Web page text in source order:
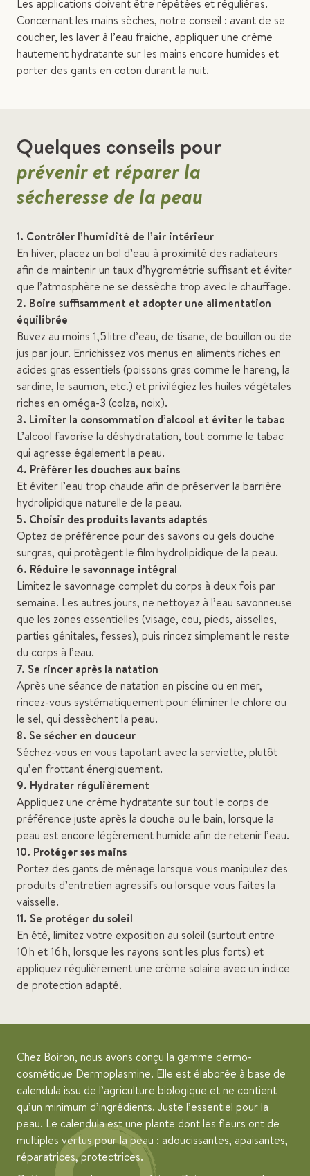
Les applications doivent être répétées et régulières.
Concernant les mains sèches, notre conseil : avant de se
coucher, les laver à l’eau fraiche, appliquer une crème
hautement hydratante sur les mains encore humides et
porter des gants en coton durant la nuit.
Quelques conseils pour
prévenir et réparer la
sécheresse de la peau
1. Contrôler l’humidité de l’air intérieur
En hiver, placez un bol d’eau à proximité des radiateurs
afin de maintenir un taux d’hygrométrie suffisant et éviter
que l’atmosphère ne se dessèche trop avec le chauffage.
2. Boire suffisamment et adopter une alimentation
équilibrée
Buvez au moins 1,5 litre d’eau, de tisane, de bouillon ou de
jus par jour. Enrichissez vos menus en aliments riches en
acides gras essentiels (poissons gras comme le hareng, la
sardine, le saumon, etc.) et privilégiez les huiles végétales
riches en oméga-3 (colza, noix).
3. Limiter la consommation d’alcool et éviter le tabac
L’alcool favorise la déshydratation, tout comme le tabac
qui agresse également la peau.
4. Préférer les douches aux bains
Et éviter l’eau trop chaude afin de préserver la barrière
hydrolipidique naturelle de la peau.
5. Choisir des produits lavants adaptés
Optez de préférence pour des savons ou gels douche
surgras, qui protègent le film hydrolipidique de la peau.
6. Réduire le savonnage intégral
Limitez le savonnage complet du corps à deux fois par
semaine. Les autres jours, ne nettoyez à l’eau savonneuse
que les zones essentielles (visage, cou, pieds, aisselles,
parties génitales, fesses), puis rincez simplement le reste
du corps à l’eau.
7. Se rincer après la natation
Après une séance de natation en piscine ou en mer,
rincez-vous systématiquement pour éliminer le chlore ou
le sel, qui dessèchent la peau.
8. Se sécher en douceur
Séchez-vous en vous tapotant avec la serviette, plutôt
qu’en frottant énergiquement.
9. Hydrater régulièrement
Appliquez une crème hydratante sur tout le corps de
préférence juste après la douche ou le bain, lorsque la
peau est encore légèrement humide afin de retenir l’eau.
10. Protéger ses mains
Portez des gants de ménage lorsque vous manipulez des
produits d’entretien agressifs ou lorsque vous faites la
vaisselle.
11. Se protéger du soleil
En été, limitez votre exposition au soleil (surtout entre
10 h et 16 h, lorsque les rayons sont les plus forts) et
appliquez régulièrement une crème solaire avec un indice
de protection adapté.
Chez Boiron, nous avons conçu la gamme dermo-
cosmétique Dermoplasmine. Elle est élaborée à base de
calendula issu de l’agriculture biologique et ne contient
qu’un minimum d’ingrédients. Juste l’essentiel pour la
peau. Le calendula est une plante dont les fleurs ont de
multiples vertus pour la peau : adoucissantes, apaisantes,
réparatrices, protectrices.